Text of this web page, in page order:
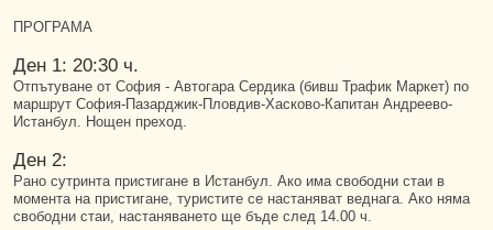
ПРОГРАМА
Ден 1: 20:30 ч.
Отпътуване от София - Автогара Сердика (бивш Трафик Маркет) по
маршрут София-Пазарджик-Пловдив-Хасково-Капитан Андреево-
Истанбул. Нощен преход.
Ден 2:
Рано сутринта пристигане в Истанбул. Aко има свободни стаи в
момента на пристигане, туристите се настаняват веднага. Ако няма
свободни стаи, настаняването ще бъде след 14.00 ч.